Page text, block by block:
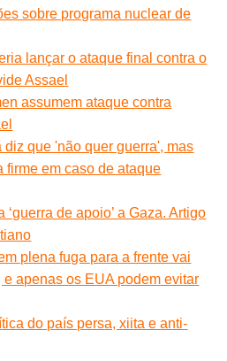
sobre programa nuclear de
lançar o ataque final contra o
Assael
assumem ataque contra
diz que 'não quer guerra', mas
firme em caso de ataque
‘guerra de apoio’ a Gaza. Artigo
plena fuga para a frente vai
e apenas os EUA podem evitar
do país persa, xiita e anti-